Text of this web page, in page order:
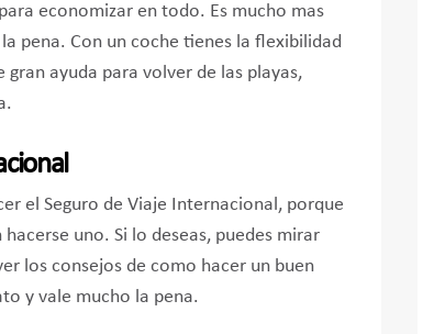
economizar en todo. Es mucho mas
pena. Con un coche tienes la flexibilidad
ayuda para volver de las playas,
el Seguro de Viaje Internacional, porque
uno. Si lo deseas, puedes mirar
los consejos de como hacer un buen
y vale mucho la pena.